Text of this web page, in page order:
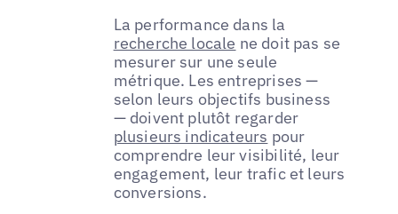
La performance dans la
recherche locale ne doit pas se
mesurer sur une seule
métrique. Les entreprises —
selon leurs objectifs business
— doivent plutôt regarder
plusieurs indicateurs pour
comprendre leur visibilité, leur
engagement, leur trafic et leurs
conversions.